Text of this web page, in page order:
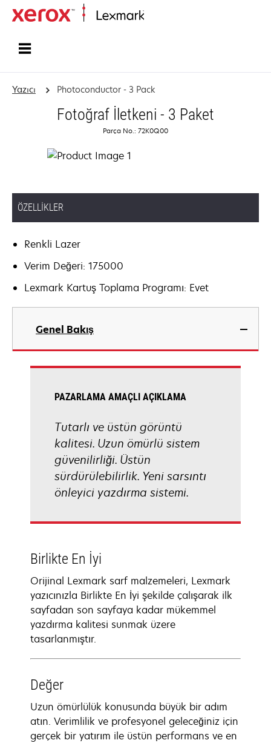
Yazıcı Photoconductor - 3 Pack
Fotoğraf İletkeni - 3 Paket
Parça No.: 72K0Q00
ÖZELLIKLER
Renkli Lazer
Verim Değeri: 175000
Lexmark Kartuş Toplama Programı: Evet
Genel Bakış
PAZARLAMA AMAÇLI AÇIKLAMA
Tutarlı ve üstün görüntü
kalitesi. Uzun ömürlü sistem
güvenilirliği. Üstün
sürdürülebilirlik. Yeni sarsıntı
önleyici yazdırma sistemi.
Birlikte En İyi
Orijinal Lexmark sarf malzemeleri, Lexmark
yazıcınızla Birlikte En İyi şekilde çalışarak ilk
sayfadan son sayfaya kadar mükemmel
yazdırma kalitesi sunmak üzere
tasarlanmıştır.
Değer
Uzun ömürlülük konusunda büyük bir adım
atın. Verimlilik ve profesyonel geleceğiniz için
gerçek bir yatırım ile üstün performans ve en